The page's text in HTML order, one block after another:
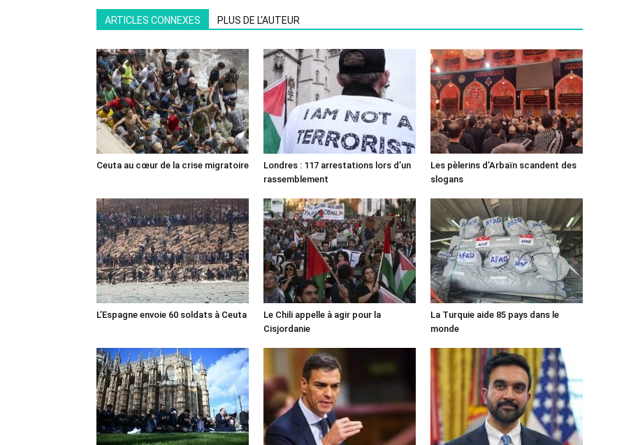
ARTICLES CONNEXES PLUS DE L'AUTEUR
Ceuta au cœur de la crise migratoire
Londres : 117 arrestations lors d’un
rassemblement
Les pèlerins d’Arbaïn scandent des
slogans
L’Espagne envoie 60 soldats à Ceuta
Le Chili appelle à agir pour la
Cisjordanie
La Turquie aide 85 pays dans le
monde